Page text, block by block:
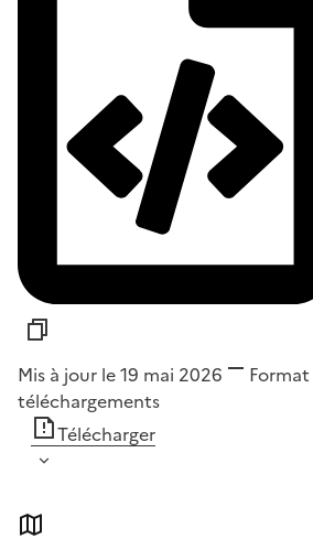
Mis à jour le 19 mai 2026 Format
téléchargements
Télécharger